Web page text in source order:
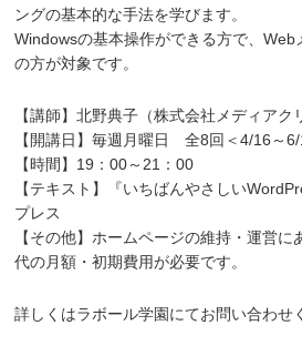
ングの基本的な手法を学びます。
Windowsの基本操作ができる方で、
の方が対象です。
【講師】北野典子（株式会社メディアク
【開講日】毎週月曜日 全8回＜4/16～
【時間】19：00～21：00
【テキスト】『いちばんやさしい
プレス
【その他】ホームページの維持・運営
代の月額・初期費用が必要です。
詳しくはラボール学園にてお問い合わせ